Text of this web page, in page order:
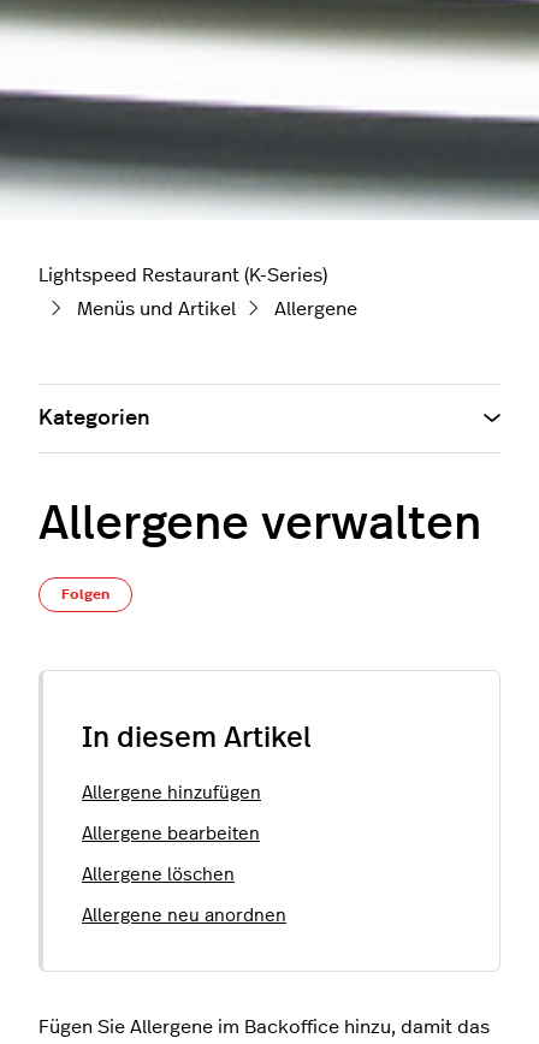
Lightspeed Restaurant (K-Series)
Menüs und Artikel
Allergene
Allergene verwalten
Folgen
In diesem Artikel
Allergene hinzufügen
Allergene bearbeiten
Allergene löschen
Allergene neu anordnen
Fügen Sie Allergene im Backoffice hinzu, damit das
Kategorien